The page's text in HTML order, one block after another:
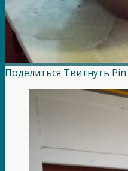
Поделиться Твитнуть Pin